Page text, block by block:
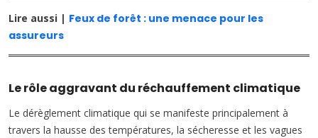
Lire aussi | Feux de forêt : une menace pour les
assureurs
Le rôle aggravant du réchauffement climatique
Le dérèglement climatique qui se manifeste principalement à
travers la hausse des températures, la sécheresse et les vagues